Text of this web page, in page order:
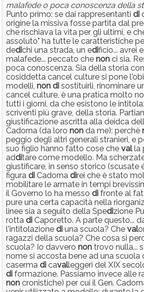
malafede o poca conoscenza della
Punto primo: se dai rappresentanti di
origine la missiva fosse partita dal
che rischiava la vita per gli ultimi, e
assoluto" ha tutte le caratteristiche
dedichi una strada, un edificio... avrei
malafede... peccato che non ci sia.
poca conoscenza. Sia della storia
cosiddetta cancel culture si pone
modelli, non di sostituirli, rinominare
cancel culture, è una pratica molto
tutti i giorni, da che esistono le
scriventi più grave, della storia.
giustificazione ascritta alla deidca
Cadorna (da loro non da me): perchè
peggio degli altri generali stranieri, e
suo figlio hanno fatto cose che valla
additare come modello. Ma
giustificare, in senso storico (scusate
figura di Cadorna direi che è stato
mobilitare le armate in tempi
il Governo lo ha messo di fronte al
pure una certa capacità nella
linee sia a seguito della Spedizione
rotta di Caporetto. A parte questo...
l'intitolazione di una scuola? Che val
ragazzi della scuola? Che cosa si
scuola? Io davvero non trovo nulla...
nome si accosta bene ad una scuola
caserma di cavalleggeri del XIX
di formazione. Passiamo invece alle
non cronistiche) per cui il Gen.